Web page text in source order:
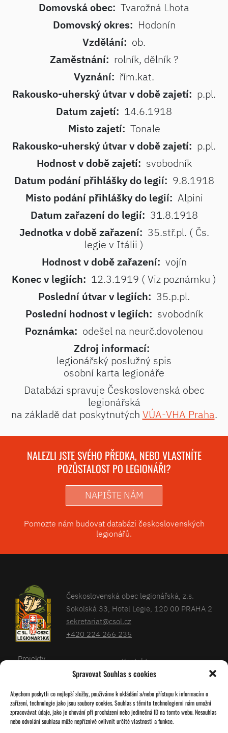
Spravovat Souhlas s cookies
Abychom poskytli co nejlepší služby, používáme k ukládání a/nebo přístupu k informacím o
zařízení, technologie jako jsou soubory cookies. Souhlas s těmito technologiemi nám umožní
zpracovávat údaje, jako je chování při procházení nebo jedinečná ID na tomto webu. Nesouhlas
nebo odvolání souhlasu může nepříznivě ovlivnit určité vlastnosti a funkce.
Domovská obec: Tvarožná Lhota
Domovský okres: Hodonín
Vzdělání: ob.
Zaměstnání: rolník, dělník ?
Vyznání: řím.kat.
Rakousko-uherský útvar v době zajetí: p.pl.
Datum zajetí: 14.6.1918
Misto zajetí: Tonale
Rakousko-uherský útvar v době zajetí: p.pl.
Hodnost v době zajetí: svobodník
Datum podání přihlášky do legií: 9.8.1918
Misto podání přihlášky do legií: Alpini
Datum zařazení do legií: 31.8.1918
Jednotka v době zařazení: 35.stř.pl. ( Čs.
legie v Itálii )
Hodnost v době zařazení: vojín
Konec v legiích: 12.3.1919 ( Viz poznámku )
Poslední útvar v legiích: 35.p.pl.
Poslední hodnost v legiích: svobodník
Poznámka: odešel na neurč.dovolenou
Zdroj informací:
legionářský poslužný spis
osobní karta legionáře
Databázi spravuje Československá obec
legionářská
na základě dat poskytnutých VÚA-VHA Praha.
NALEZLI JSTE SVÉHO PŘEDKA, NEBO VLASTNÍTE
POZŮSTALOST PO LEGIONÁŘI?
NAPIŠTE NÁM
Pomozte nám budovat databázi československých
legionářů.
Československá obec legionářská, z.s.
Sokolská 33, Hotel Legie, 120 00 PRAHA 2
sekretariat@csol.cz
+420 224 266 235
Projekty
Kalendář
O nás
Kontakt
Databáze legionářů
Pro členy
Zásady cookies